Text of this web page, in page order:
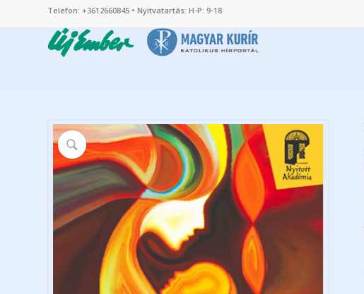
Telefon: +3612660845 • Nyitvatartás: H-P: 9-18